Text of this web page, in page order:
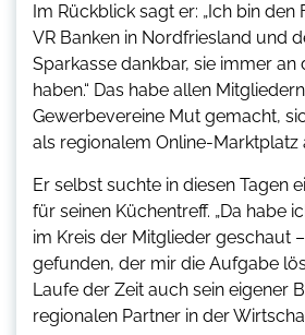
Im Rückblick sagt er: „Ich bin
VR Banken in Nordfriesland und
Sparkasse dankbar, sie immer an
haben.“ Das habe allen
Gewerbevereine Mut gemacht,
als regionalem Online-Marktplatz
Er selbst suchte in diesen Tagen
für seinen Küchentreff. „Da habe
im Kreis der Mitglieder geschaut
gefunden, der mir die Aufgabe
Laufe der Zeit auch sein eigener
regionalen Partner in der